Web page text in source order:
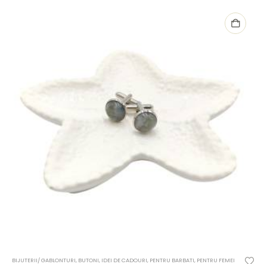
BIJUTERII/ GABLONTURI, BUTONI, IDEI DE CADOURI, PENTRU BARBATI, PENTRU FEMEI